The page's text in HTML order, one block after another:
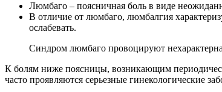
Люмбаго – поясничная боль в виде
В отличие от люмбаго, люмбалгия
ослабевать.
Синдром люмбаго провоцируют
К болям ниже поясницы, возникающим
часто проявляются серьезные гинекологические